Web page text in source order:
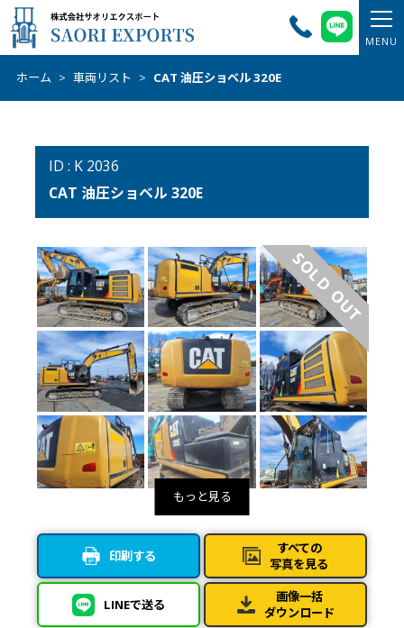
ホーム > 車両リスト > CAT 油圧ショベル 320E
ID : K 2036
CAT 油圧ショベル 320E
SOLD OUT
印刷する
LINEで送る
すべての
写真を見る
画像一括
ダウンロード